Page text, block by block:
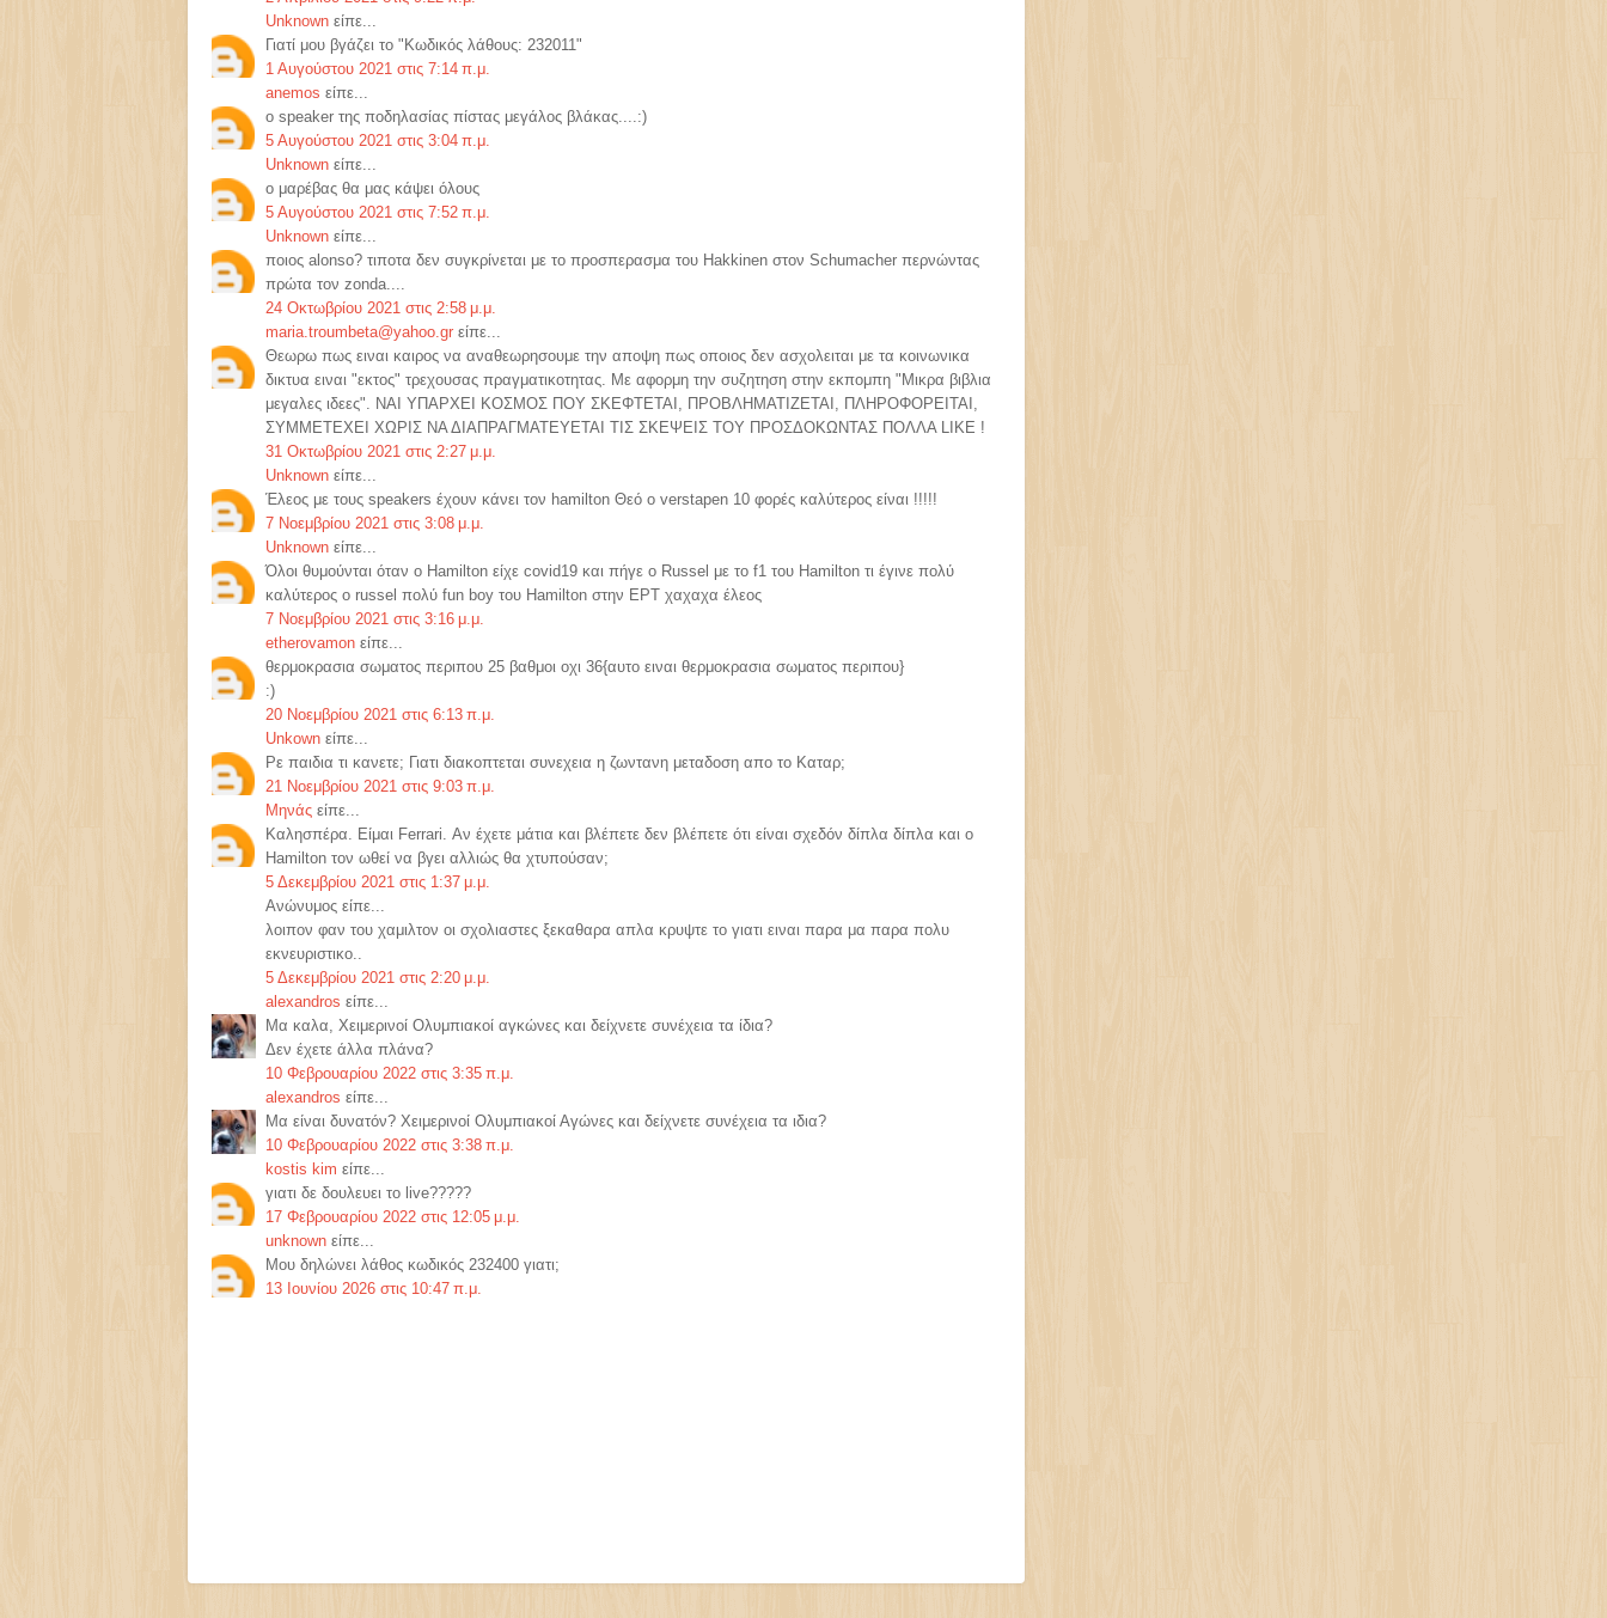
Unknown είπε...
Γιατί μου βγάζει το "Κωδικός λάθους: 232011"
1 Αυγούστου 2021 στις 7:14 π.μ.
anemos είπε...
o speaker της ποδηλασίας πίστας μεγάλος βλάκας....:)
5 Αυγούστου 2021 στις 3:04 π.μ.
Unknown είπε...
ο μαρέβας θα μας κάψει όλους
5 Αυγούστου 2021 στις 7:52 π.μ.
Unknown είπε...
ποιος alonso? τιποτα δεν συγκρίνεται με το προσπερασμα του Ηakkinen στον Schumacher περνώντας
πρώτα τον zonda....
24 Οκτωβρίου 2021 στις 2:58 μ.μ.
maria.troumbeta@yahoo.gr είπε...
Θεωρω πως ειναι καιρος να αναθεωρησουμε την αποψη πως οποιος δεν ασχολειται με τα κοινωνικα
δικτυα ειναι "εκτος" τρεχουσας πραγματικοτητας. Με αφορμη την συζητηση στην εκπομπη "Μικρα βιβλια
μεγαλες ιδεες". ΝΑΙ ΥΠΑΡΧΕΙ ΚΟΣΜΟΣ ΠΟΥ ΣΚΕΦΤΕΤΑΙ, ΠΡΟΒΛΗΜΑΤΙΖΕΤΑΙ, ΠΛΗΡΟΦΟΡΕΙΤΑΙ,
ΣΥΜΜΕΤΕΧΕΙ ΧΩΡΙΣ ΝΑ ΔΙΑΠΡΑΓΜΑΤΕΥΕΤΑΙ ΤΙΣ ΣΚΕΨΕΙΣ ΤΟΥ ΠΡΟΣΔΟΚΩΝΤΑΣ ΠΟΛΛΑ LIKΕ !
31 Οκτωβρίου 2021 στις 2:27 μ.μ.
Unknown είπε...
Έλεος με τους speakers έχουν κάνει τον hamilton Θεό ο verstapen 10 φορές καλύτερος είναι !!!!!
7 Νοεμβρίου 2021 στις 3:08 μ.μ.
Unknown είπε...
Όλοι θυμούνται όταν ο Hamilton είχε covid19 και πήγε ο Russel με το f1 του Hamilton τι έγινε πολύ
καλύτερος ο russel πολύ fun boy του Hamilton στην ΕΡΤ χαχαχα έλεος
7 Νοεμβρίου 2021 στις 3:16 μ.μ.
etherovamon είπε...
θερμοκρασια σωματος περιπου 25 βαθμοι οχι 36{αυτο ειναι θερμοκρασια σωματος περιπου}
:)
20 Νοεμβρίου 2021 στις 6:13 π.μ.
Unkown είπε...
Ρε παιδια τι κανετε; Γιατι διακοπτεται συνεχεια η ζωντανη μεταδοση απο το Καταρ;
21 Νοεμβρίου 2021 στις 9:03 π.μ.
Μηνάς είπε...
Καλησπέρα. Είμαι Ferrari. Αν έχετε μάτια και βλέπετε δεν βλέπετε ότι είναι σχεδόν δίπλα δίπλα και ο
Hamilton τον ωθεί να βγει αλλιώς θα χτυπούσαν;
5 Δεκεμβρίου 2021 στις 1:37 μ.μ.
Ανώνυμος είπε...
λοιπον φαν του χαμιλτον οι σχολιαστες ξεκαθαρα απλα κρυψτε το γιατι ειναι παρα μα παρα πολυ
εκνευριστικο..
5 Δεκεμβρίου 2021 στις 2:20 μ.μ.
alexandros είπε...
Μα καλα, Χειμερινοί Ολυμπιακοί αγκώνες και δείχνετε συνέχεια τα ίδια?
Δεν έχετε άλλα πλάνα?
10 Φεβρουαρίου 2022 στις 3:35 π.μ.
alexandros είπε...
Μα είναι δυνατόν? Χειμερινοί Ολυμπιακοί Αγώνες και δείχνετε συνέχεια τα ιδια?
10 Φεβρουαρίου 2022 στις 3:38 π.μ.
kostis kim είπε...
γιατι δε δουλευει το live?????
17 Φεβρουαρίου 2022 στις 12:05 μ.μ.
unknown είπε...
Μου δηλώνει λάθος κωδικός 232400 γιατι;
13 Ιουνίου 2026 στις 10:47 π.μ.